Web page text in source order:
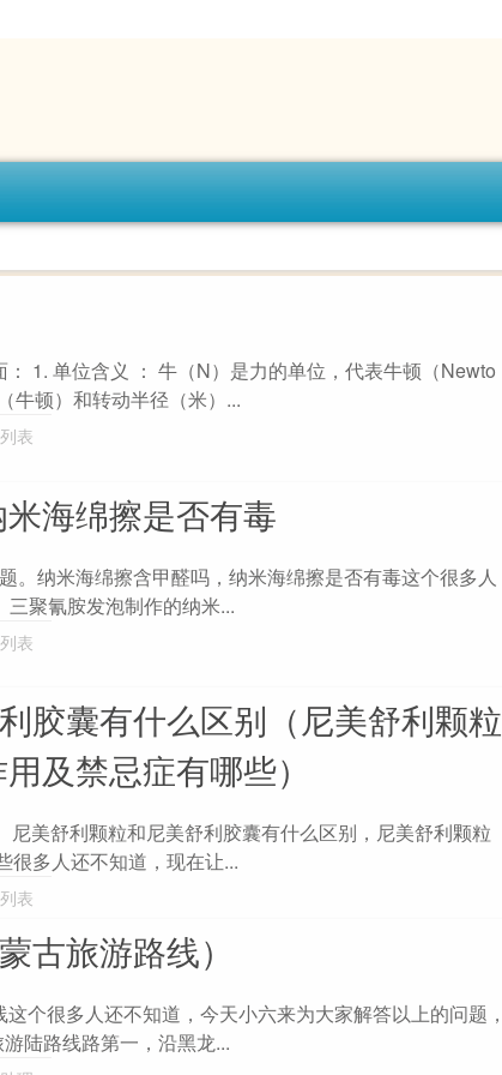
1. 单位含义 ： 牛（N）是力的单位，代表牛顿（Newto
牛顿）和转动半径（米）...
表
海绵擦是否有毒
。纳米海绵擦含甲醛吗，纳米海绵擦是否有毒这个很多人
聚氰胺发泡制作的纳米...
表
胶囊有什么区别（尼美舒利颗粒
及禁忌症有哪些）
美舒利颗粒和尼美舒利胶囊有什么区别，尼美舒利颗粒
很多人还不知道，现在让...
表
古旅游路线）
个很多人还不知道，今天小六来为大家解答以上的问题，
陆路线路第一，沿黑龙...